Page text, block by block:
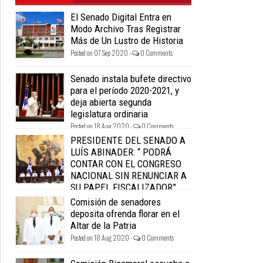
El Senado Digital Entra en
Modo Archivo Tras Registrar
Más de Un Lustro de Historia
Posted on 07 Sep 2020 - 0 Comments
Senado instala bufete directivo
para el período 2020-2021, y
deja abierta segunda
legislatura ordinaria
Posted on 18 Aug 2020 - 0 Comments
PRESIDENTE DEL SENADO A
LUÍS ABINADER: “ PODRÁ
CONTAR CON EL CONGRESO
NACIONAL SIN RENUNCIAR A
SU PAPEL FISCALIZADOR”.
Posted on 18 Aug 2020 - 0 Comments
Comisión de senadores
deposita ofrenda florar en el
Altar de la Patria
Posted on 18 Aug 2020 - 0 Comments